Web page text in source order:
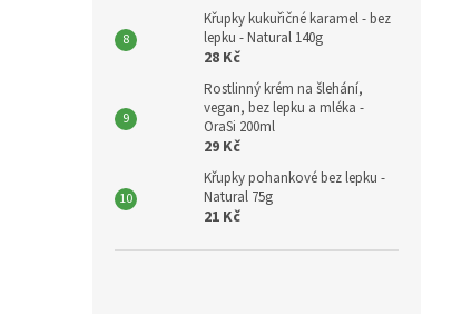
Křupky kukuřičné karamel - bez
lepku - Natural 140g
28 Kč
Rostlinný krém na šlehání,
vegan, bez lepku a mléka -
OraSi 200ml
29 Kč
Křupky pohankové bez lepku -
Natural 75g
21 Kč